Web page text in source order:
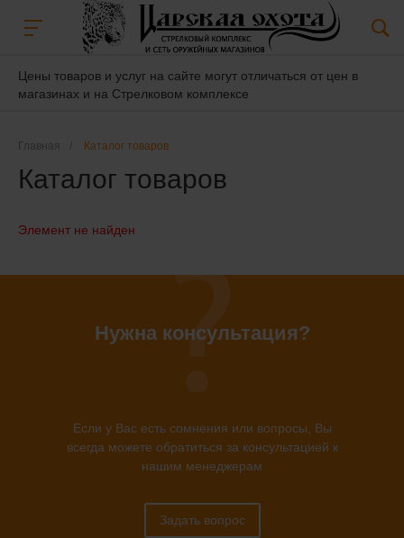
Цены товаров и услуг на сайте могут отличаться от цен в
магазинах и на Стрелковом комплексе
Главная Каталог товаров
Каталог товаров
Элемент не найден
Нужна консультация?
Если у Вас есть сомнения или вопросы, Вы
всегда можете обратиться за консультацией к
нашим менеджерам
Задать вопрос